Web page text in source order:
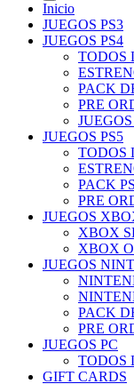
Inicio
JUEGOS PS3
JUEGOS PS4
TODOS
PACK
PRE
JUEGOS PS5
TODOS
PACK
PRE
JUEGOS
XBOX
XBOX
JUEGOS
PACK
PRE
JUEGOS PC
TODOS
GIFT CARDS